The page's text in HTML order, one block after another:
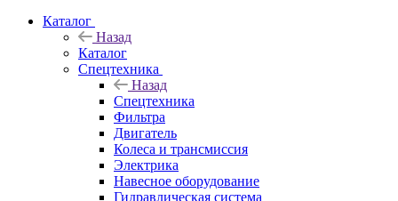
Каталог
Назад
Каталог
Спецтехника
Назад
Спецтехника
Фильтра
Двигатель
Колеса и трансмиссия
Электрика
Навесное оборудование
Гидравлическая система